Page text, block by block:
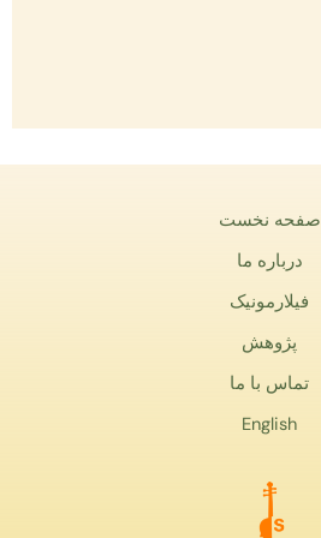
صفحه نخست
درباره ما
فیلارمونیک
پژوهش
تماس با ما
English